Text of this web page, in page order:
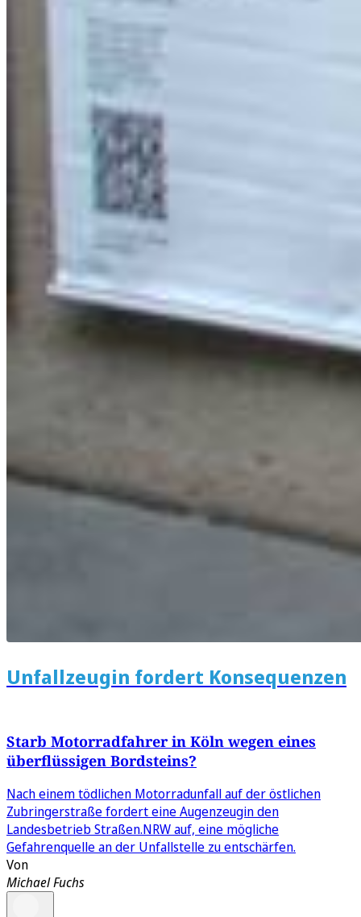
Unfallzeugin fordert Konsequenzen
Starb Motorradfahrer in Köln wegen eines
überflüssigen Bordsteins?
Nach einem tödlichen Motorradunfall auf der östlichen
Zubringerstraße fordert eine Augenzeugin den
Landesbetrieb Straßen.NRW auf, eine mögliche
Gefahrenquelle an der Unfallstelle zu entschärfen.
Von
Michael Fuchs